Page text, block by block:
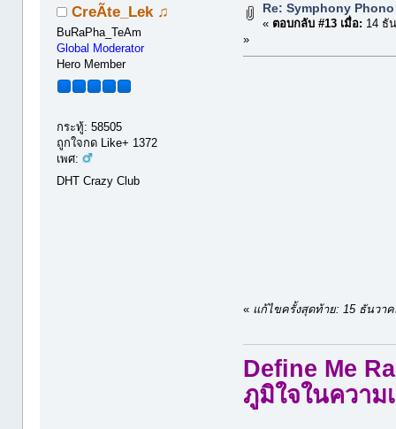
CreÃte_Lek ♫
BuRaPha_TeAm
Global Moderator
Hero Member
กระทู้: 58505
ถูกใจกด Like+ 1372
เพศ:
DHT Crazy Club
Re: Symphony
« ตอบกลับ #13 เมื่อ: 14 ธั
»
« แก้ไขครั้งสุดท้าย: 15 ธันวาค
Define Me
ภูมิใจในความ